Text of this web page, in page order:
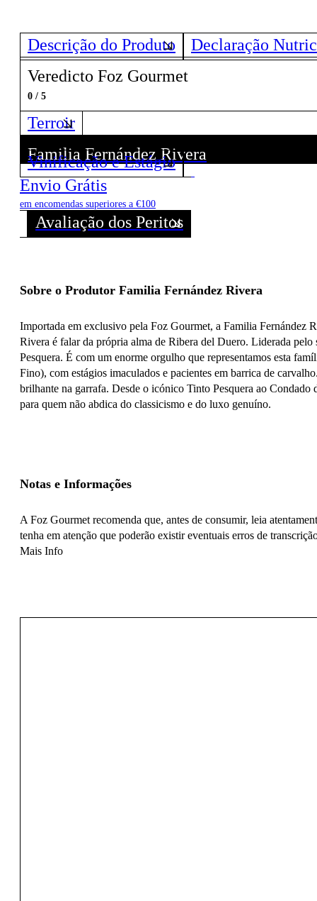
Descrição do Produto
Declaração
Veredicto Foz Gourmet
0 / 5
Terroir
Familia Fernández Rivera
Descubra todos os Vinhos deste Produtor!
Vinificação e Estágio
Envio Grátis
em encomendas superiores a €100
Avaliação dos Peritos
Sobre o Produtor Familia Fernández Rivera
Importada em exclusivo pela Foz Gourmet, a Familia Fernández
Rivera é falar da própria alma de Ribera del Duero. Liderada
Pesquera. É com um enorme orgulho que representamos esta
Fino), com estágios imaculados e pacientes em barrica de
brilhante na garrafa. Desde o icónico Tinto Pesquera ao
para quem não abdica do classicismo e do luxo genuíno.
Notas e Informações
A Foz Gourmet recomenda que, antes de consumir, leia
tenha em atenção que poderão existir eventuais erros de
Mais Info